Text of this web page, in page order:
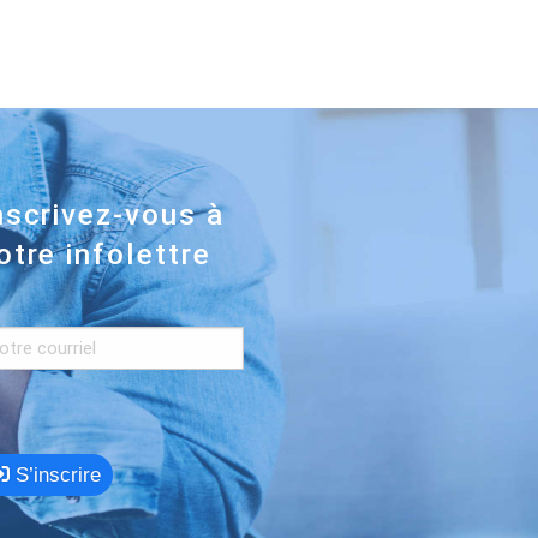
vous à
infolettre
S’inscrire